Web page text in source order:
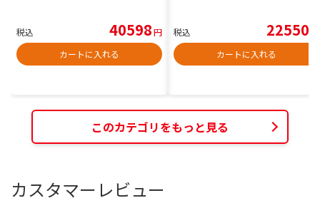
税込 40598円
カートに入れる
税込 22550
カートに入れる
このカテゴリをもっと見る
カスタマーレビュー